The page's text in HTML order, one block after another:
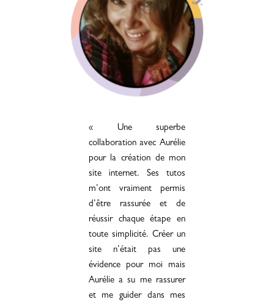
« Une superbe
collaboration avec Aurélie
pour la création de mon
site internet. Ses tutos
m’ont vraiment permis
d’être rassurée et de
réussir chaque étape en
toute simplicité. Créer un
site n’était pas une
évidence pour moi mais
Aurélie a su me rassurer
et me guider dans mes